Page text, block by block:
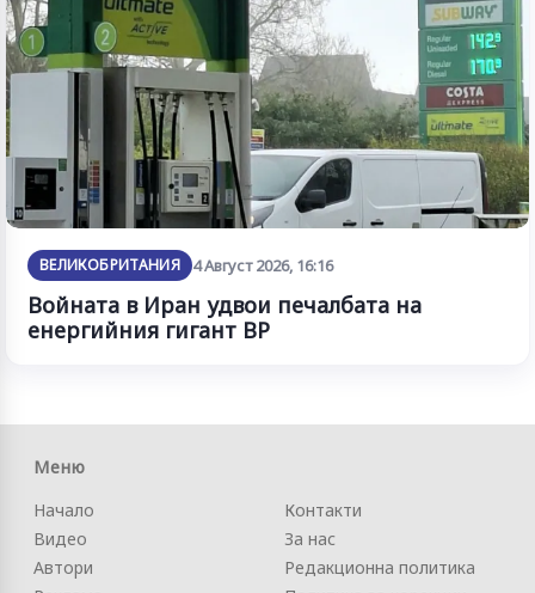
ВЕЛИКОБРИТАНИЯ 4 Август 2026, 16:16
Войната в Иран удвои печалбата на
енергийния гигант BP
Меню
Начало
Видео
Автори
Контакти
За нас
Редакционна политика